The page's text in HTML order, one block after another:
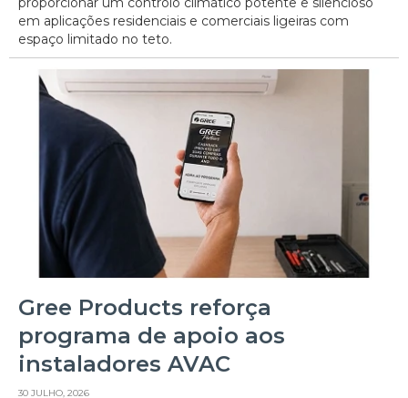
em aplicações residenciais e comerciais ligeiras com
espaço limitado no teto.
Gree Products reforça
programa de apoio aos
instaladores AVAC
30 JULHO, 2026